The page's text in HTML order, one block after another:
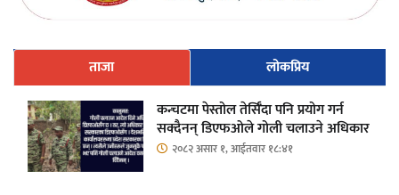
ताजा
लोकप्रिय
कन्चटमा पेस्तोल तेर्सिँदा पनि प्रयोग गर्न
सक्दैनन् डिएफओले गोली चलाउने अधिकार
२०८२ असार १, आईतवार १८:४१